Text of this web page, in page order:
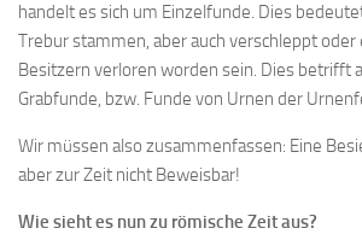
handelt es sich um Einzelfunde. Dies
Trebur stammen, aber auch verschleppt oder
Besitzern verloren worden sein. Dies betrifft
Grabfunde, bzw. Funde von Urnen der
Wir müssen also zusammenfassen: Eine
aber zur Zeit nicht Beweisbar!
Wie sieht es nun zu römische Zeit aus?